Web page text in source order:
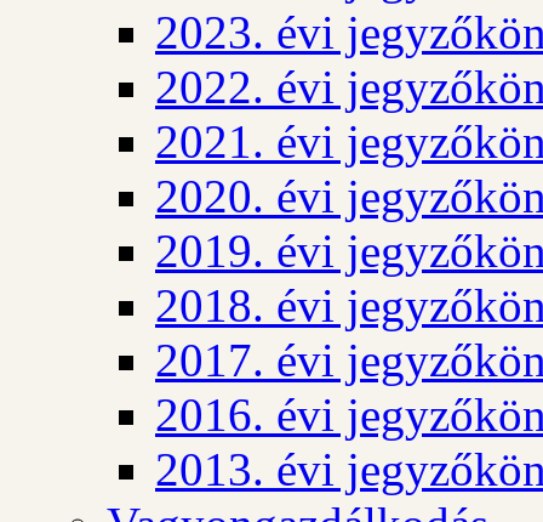
2023. évi
2022. évi
2021. évi
2020. évi
2019. évi
2018. évi
2017. évi
2016. évi
2013. évi